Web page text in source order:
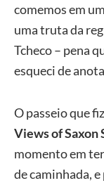
comemos em
uma truta da
Tcheco – pena
esqueci de
O passeio que
Views of Saxon
momento em
de caminhada,